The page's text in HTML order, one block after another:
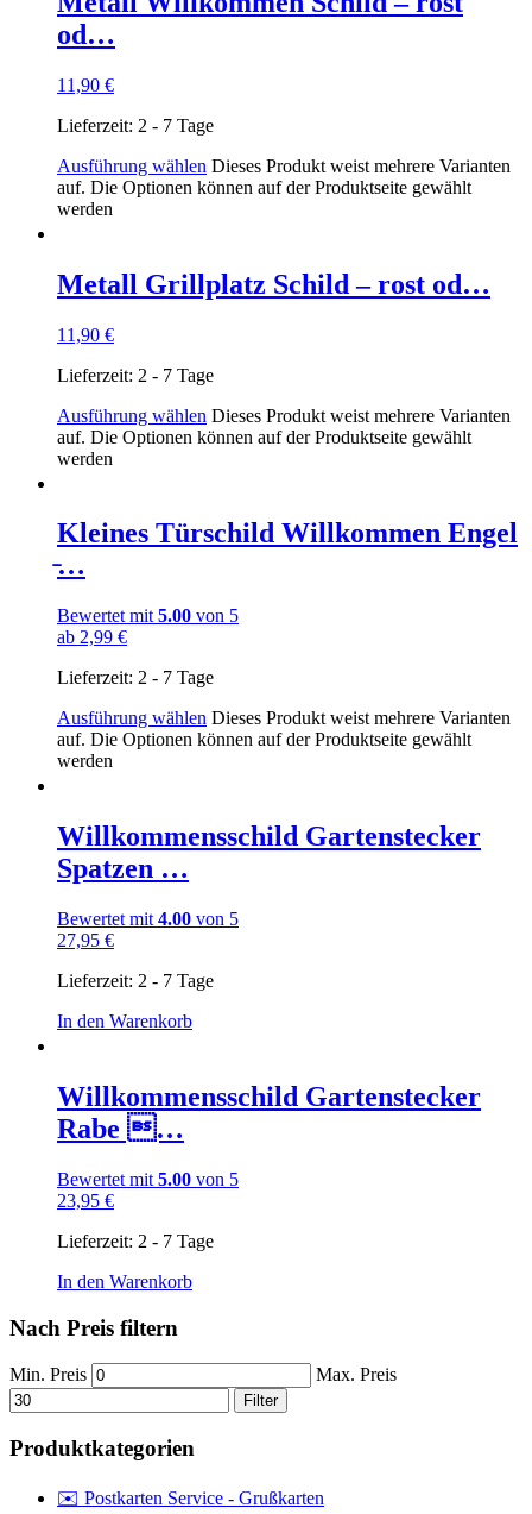
od…
11,90 €
Lieferzeit: 2 - 7 Tage
Ausführung wählen Dieses Produkt weist mehrere Varianten
auf. Die Optionen können auf der Produktseite gewählt
werden
Metall Grillplatz Schild – rost od…
11,90 €
Lieferzeit: 2 - 7 Tage
Ausführung wählen Dieses Produkt weist mehrere Varianten
auf. Die Optionen können auf der Produktseite gewählt
werden
Kleines Türschild Willkommen Engel
̵…
Bewertet mit 5.00 von 5
ab 2,99 €
Lieferzeit: 2 - 7 Tage
Ausführung wählen Dieses Produkt weist mehrere Varianten
auf. Die Optionen können auf der Produktseite gewählt
werden
Willkommensschild Gartenstecker
Spatzen …
Bewertet mit 4.00 von 5
27,95 €
Lieferzeit: 2 - 7 Tage
In den Warenkorb
Willkommensschild Gartenstecker
Rabe …
Bewertet mit 5.00 von 5
23,95 €
Lieferzeit: 2 - 7 Tage
In den Warenkorb
Nach Preis filtern
Min. Preis Max. Preis
Filter
Produktkategorien
✉️ Postkarten Service - Grußkarten